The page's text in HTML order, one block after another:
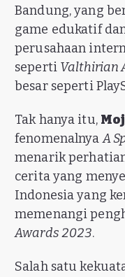
Bandung, yang
game edukatif
perusahaan
seperti Valthirian
besar seperti
Tak hanya itu,
fenomenalnyaA
menarik
cerita yang
Indonesia yang
memenangi
Awards 2023.
Salah satu